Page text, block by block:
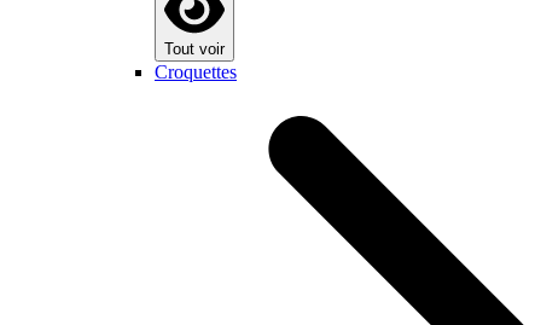
Tout voir
Croquettes